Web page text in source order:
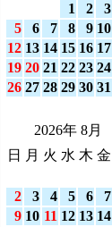
1
2 3
5
6 7 8 9 10
12 13 14 15 16 17
19 20 21 22 23 24
26 27 28 29 30 31
2026年 8月
日
月 火 水 木 金
2
3 4 5 6 7
9 10 11 12 13 14